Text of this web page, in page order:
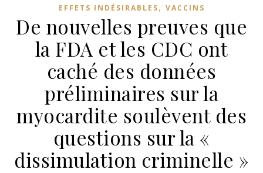
EFFETS INDÉSIRABLES, VACCINS
De nouvelles preuves que
la FDA et les CDC ont
caché des données
préliminaires sur la
myocardite soulèvent des
questions sur la «
dissimulation criminelle »